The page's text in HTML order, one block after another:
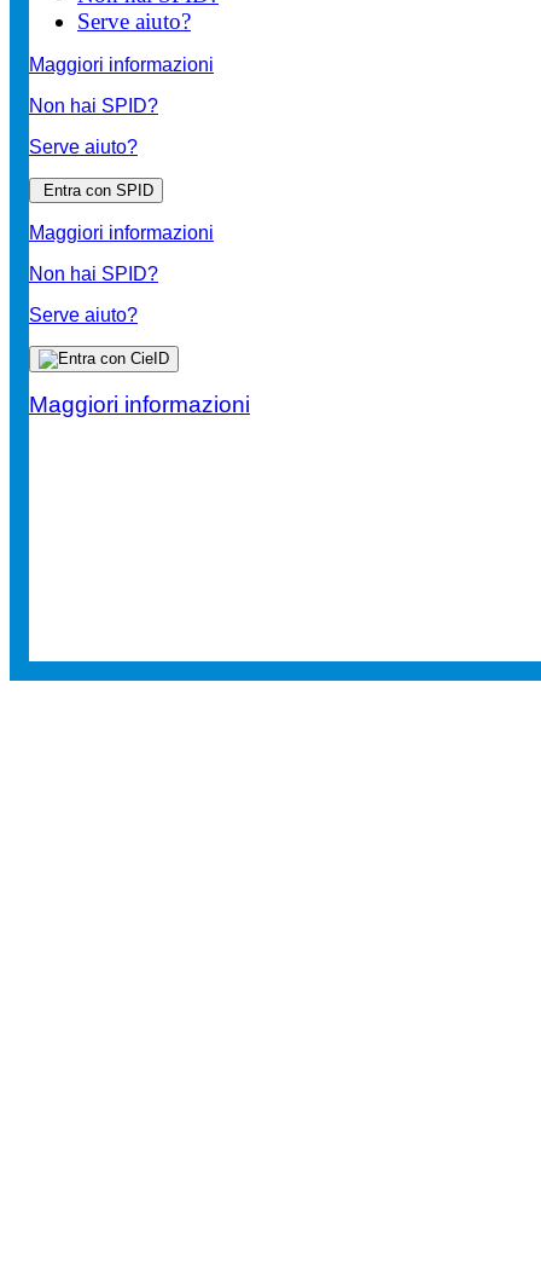
Serve aiuto?
Maggiori informazioni
Non hai SPID?
Serve aiuto?
Entra con SPID
Maggiori informazioni
Non hai SPID?
Serve aiuto?
Maggiori informazioni